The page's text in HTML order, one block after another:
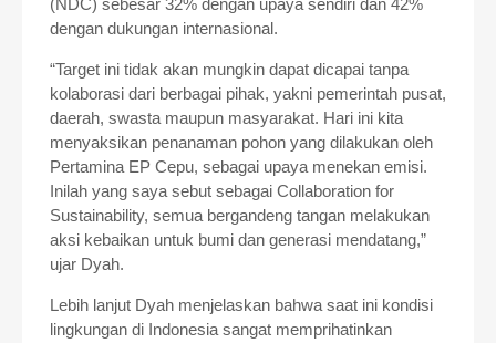
(NDC) sebesar 32% dengan upaya sendiri dan 42%
dengan dukungan internasional.
“Target ini tidak akan mungkin dapat dicapai tanpa
kolaborasi dari berbagai pihak, yakni pemerintah pusat,
daerah, swasta maupun masyarakat. Hari ini kita
menyaksikan penanaman pohon yang dilakukan oleh
Pertamina EP Cepu, sebagai upaya menekan emisi.
Inilah yang saya sebut sebagai Collaboration for
Sustainability, semua bergandeng tangan melakukan
aksi kebaikan untuk bumi dan generasi mendatang,”
ujar Dyah.
Lebih lanjut Dyah menjelaskan bahwa saat ini kondisi
lingkungan di Indonesia sangat memprihatinkan